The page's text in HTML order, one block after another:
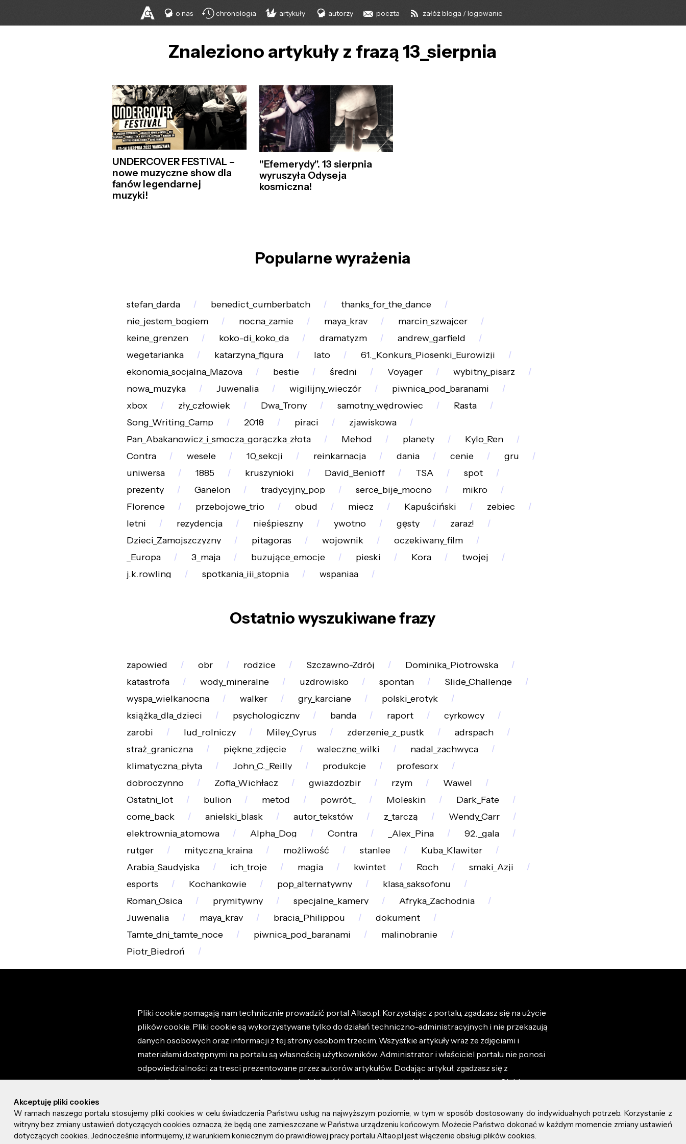
o nas chronologia artykuły autorzy poczta załóż bloga / logowanie
Znaleziono artykuły z frazą 13_sierpnia
UNDERCOVER FESTIVAL –
nowe muzyczne show dla
fanów legendarnej
muzyki!
"Efemerydy". 13 sierpnia
wyruszyła Odyseja
kosmiczna!
Popularne wyrażenia
stefan_darda benedict_cumberbatch
thanks_for_the_dance
nie_jestem_bogiem
nocna_zamie maya_krav
marcin_szwajcer
keine_grenzen
koko-di_koko_da dramatyzm
andrew_garfield
wegetarianka
katarzyna_figura lato
61._Konkurs_Piosenki_Eurowizji
ekonomia_socjalna_Mazova
bestie średni Voyager
wybitny_pisarz
nowa_muzyka
Juwenalia wigilijny_wieczór
piwnica_pod_baranami
xbox
zły_człowiek Dwa_Trony samotny_wędrowiec
Rasta
Song_Writing_Camp
2018 piraci
zjawiskowa
Pan_Abakanowicz_i_smocza_gorączka_złota
Mehod planety
Kylo_Ren
Contra
wesele 10_sekcji reinkarnacja dania cenie
gru
uniwersa
1885 kruszynioki David_Benioff TSA
spot
prezenty
Ganelon tradycyjny_pop serce_bije_mocno
mikro
Florence
przebojowe_trio obud miecz Kapuściński
zebiec
letni
rezydencja nieśpieszny ywotno gęsty
zaraz!
Dzieci_Zamojszczyzny
pitagoras wojownik
oczekiwany_film
_Europa
3_maja buzujące_emocje pieski Kora
twojej
j.k.rowling
spotkania_iii_stopnia wspaniaa
Ostatnio wyszukiwane frazy
zapowied obr rodzice Szczawno-Zdrój
Dominika_Piotrowska
katastrofa
wody_mineralne uzdrowisko spontan
Slide_Challenge
wyspa_wielkanocna
walker gry_karciane
polski_erotyk
książka_dla_dzieci
psychologiczny banda raport
cyrkowcy
zarobi
lud_rolniczy Miley_Cyrus zderzenie_z_pustk
adrspach
straż_graniczna
piękne_zdjęcie waleczne_wilki
nadal_zachwyca
klimatyczna_płyta
John_C._Reilly produkcje
profesorx
dobroczynno
Zofia_Wichłacz gwiazdozbir rzym
Wawel
Ostatni_lot
bulion metod powrót_ Moleskin
Dark_Fate
come_back
anielski_blask autor_tekstów z_tarczą
Wendy_Carr
elektrownia_atomowa
Alpha_Dog Contra _Alex_Pina
92._gala
rutger
mityczna_kraina możliwość stanlee
Kuba_Klawiter
Arabia_Saudyjska
ich_troje magia kwintet Roch
smaki_Azji
esports
Kochankowie pop_alternatywny
klasa_saksofonu
Roman_Osica
prymitywny specjalne_kamery
Afryka_Zachodnia
Juwenalia
maya_krav bracia_Philippou
dokument
Tamte_dni_tamte_noce
piwnica_pod_baranami
malinobranie
Piotr_Biedroń
Pliki cookie pomagają nam technicznie prowadzić portal Altao.pl. Korzystając z portalu, zgadzasz się na użycie
plików cookie. Pliki cookie są wykorzystywane tylko do działań techniczno-administracyjnych i nie przekazują
danych osobowych oraz informacji z tej strony osobom trzecim. Wszystkie artykuły wraz ze zdjęciami i
materiałami dostępnymi na portalu są własnością użytkowników. Administrator i właściciel portalu nie ponosi
odpowiedzialności za tresci prezentowane przez autorów artykułów. Dodając artykuł, zgadzasz się z
regulaminem portalu oraz ponosisz odpowiedzialność za wszystkie materiały umieszczone przez Ciebie na
© 2026 altao.pl. Wszystkie prawa zastrzeżone.
0.115
Akceptuję pliki cookies
W ramach naszego portalu stosujemy pliki cookies w celu świadczenia Państwu usług na najwyższym poziomie, w tym w sposób dostosowany do indywidualnych potrzeb. Korzystanie z
witryny bez zmiany ustawień dotyczących cookies oznacza, że będą one zamieszczane w Państwa urządzeniu końcowym. Możecie Państwo dokonać w każdym momencie zmiany ustawień
dotyczących cookies. Jednocześnie informujemy, iż warunkiem koniecznym do prawidłowej pracy portalu Altao.pl jest włączenie obsługi plików cookies.